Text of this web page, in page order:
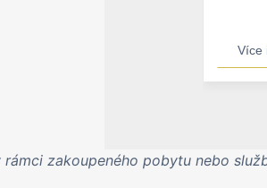
Více
zakoupeného pobytu nebo